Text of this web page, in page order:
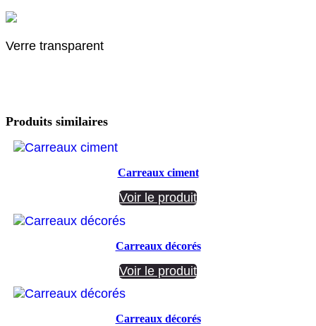
Verre transparent
Produits similaires
Carreaux ciment
Voir le produit
Carreaux décorés
Voir le produit
Carreaux décorés